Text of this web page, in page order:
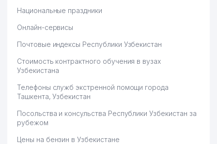
66 IZZATILLA PRINT ООО
HUAXIA ИП ООО
69 DOBUS KOMMUNAL ООО
70
ОБЩЕОБРАЗОВАТЕЛЬНАЯ
СРЕДНЯЯ ШКОЛА №263
71
ALEKSANDRA LYUKS SERVIS
KOMMUNAL ТЧСЖ
Национальные праздники
Онлайн-сервисы
Почтовые индексы Республики Узбекистан
Стоимость контрактного обучения в вузах
Узбекистана
Телефоны служб экстренной помощи города
Ташкента, Узбекистан
Посольства и консульства Республики Узбекистан за
рубежом
Цены на бензин в Узбекистане